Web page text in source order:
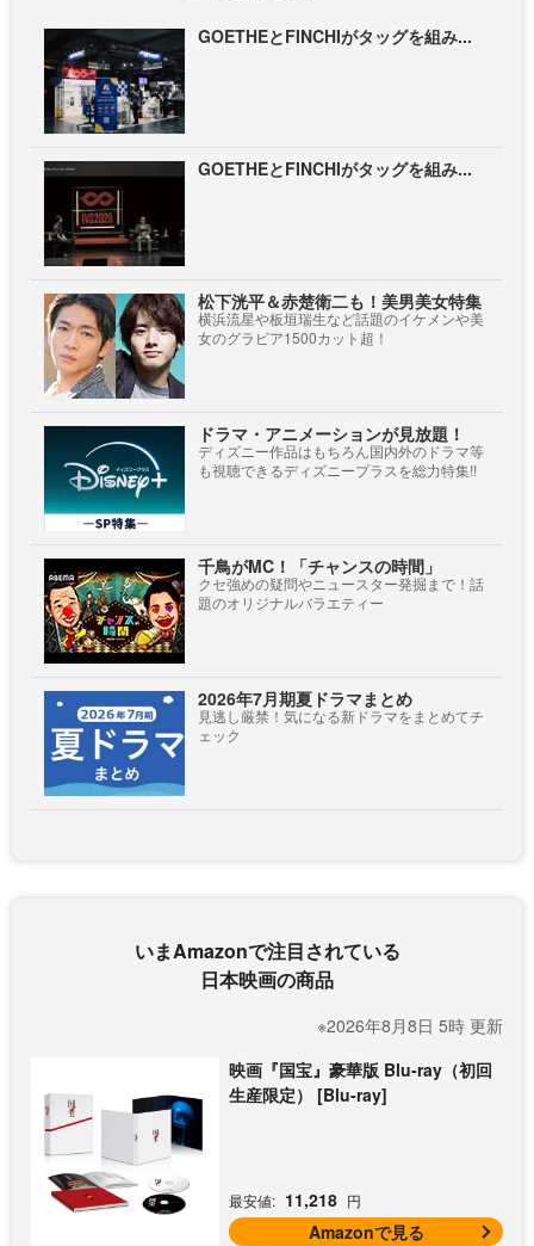
GOETHEとFINCHIがタッグを組み...
GOETHEとFINCHIがタッグを組み...
松下洸平＆赤楚衛二も！美男美女特集
横浜流星や板垣瑞生など話題のイケメンや美
女のグラビア1500カット超！
ドラマ・アニメーションが見放題！
ディズニー作品はもちろん国内外のドラマ等
も視聴できるディズニープラスを総力特集!!
千鳥がMC！「チャンスの時間」
クセ強めの疑問やニュースター発掘まで！話
題のオリジナルバラエティー
2026年7月期夏ドラマまとめ
見逃し厳禁！気になる新ドラマをまとめてチ
ェック
いまAmazonで注目されている
日本映画の商品
※2026年8月8日 5時 更新
映画『国宝』豪華版 Blu-ray（初回
生産限定） [Blu-ray]
最安値: 11,218 円
Amazonで見る